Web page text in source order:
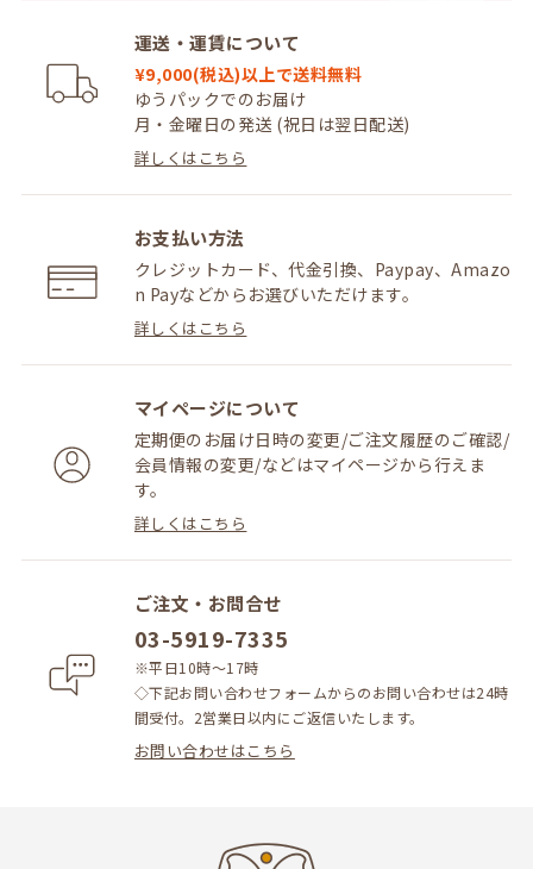
への通知をすることなく、変更や中止することがあり
ます。また当社が提供する情報についていかなる保証
も負わないものとします。
サービスを一時的に中断することがあります
1. 当社は、以下の何れかが生じた場合には、会員に事
前に通知することなく、一時的に当サイトを中断する
ことがあります。
(a) 当サイトのシステムの保守を定期的に又は緊急に
行う場合
(b) 火災、停電等により当サイトの提供ができなくな
(d) 戦争、動乱、暴動、騒乱、労働争議等により当サ
イトの提供ができなくなった場合
(e) その他、運用上或は技術上当社が当サイトの一時
的な中断が必要と判断した場合
2. 当社は、前項各号の場合以外の事由により当サイト
起因する会員又は他の第三者が被った損害について一
切の責任をも負わないものとします。
1. 当サイト上では以下の行為を禁止します。
(a) 他の会員、第三者又は当社の著作権、その他知的
所有権を侵害する行為
(b) 有害なコンピュータプログラム等を送信又は書き
(e) 公序良俗に反する行為
運送・運賃について
¥9,000(税込)以上で送料無料
ゆうパックでのお届け
月・金曜日の発送 (祝日は翌日配送)
詳しくはこちら
お支払い方法
クレジットカード、代金引換、Paypay、Amazo
n Payなどからお選びいただけます。
詳しくはこちら
マイページについて
定期便のお届け日時の変更/ご注文履歴のご確認/
会員情報の変更/などはマイページから行えま
す。
詳しくはこちら
ご注文・お問合せ
03-5919-7335
※平日10時～17時
◇下記お問い合わせフォームからのお問い合わせは24時
間受付。2営業日以内にご返信いたします。
お問い合わせはこちら